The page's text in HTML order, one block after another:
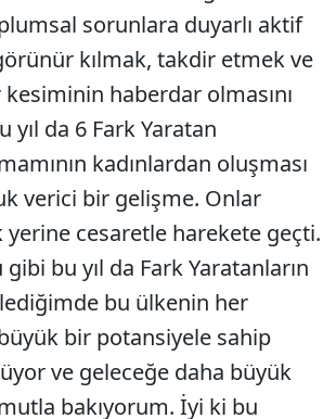
sorunlara duyarlı aktif
kılmak, takdir etmek ve
haberdar olmasını
yıl da 6 Fark Yaratan
kadınlardan oluşması
verici bir gelişme. Onlar
cesaretle harekete geçti.
bu yıl da Fark Yaratanların
bu ülkenin her
bir potansiyele sahip
ve geleceğe daha büyük
bakıyorum. İyi ki bu